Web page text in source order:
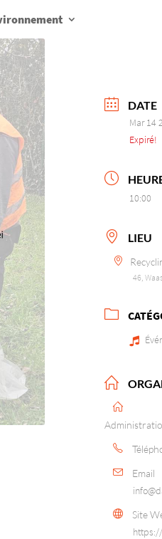
DATE
Mar 14
Expiré!
10:00
LIEU
46,
Email
Site